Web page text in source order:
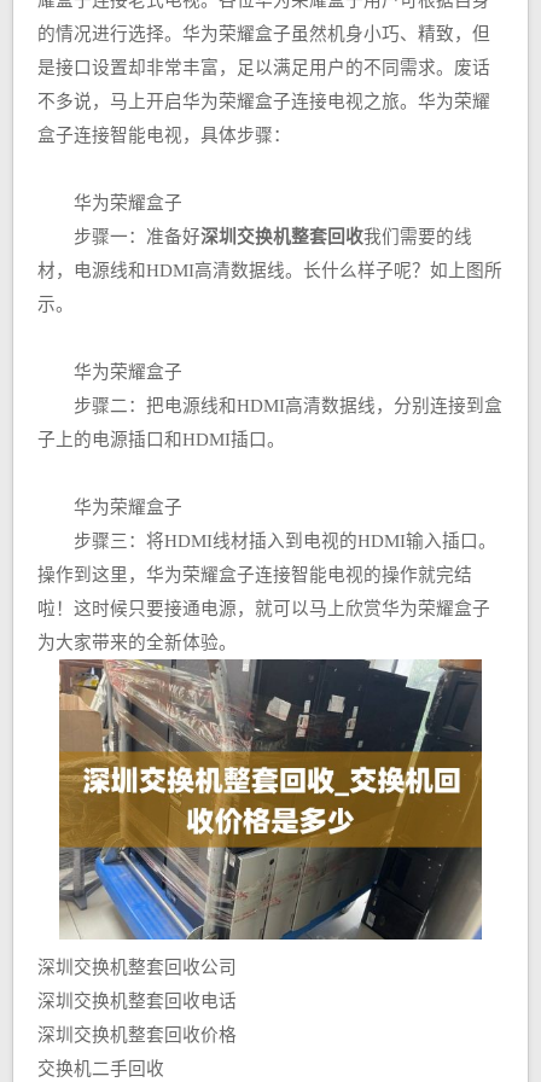
的情况进行选择。华为荣耀盒子虽然机身小巧、精致，但
是接口设置却非常丰富，足以满足用户的不同需求。废话
不多说，马上开启华为荣耀盒子连接电视之旅。华为荣耀
盒子连接智能电视，具体步骤：
华为荣耀盒子
步骤一：准备好深圳交换机整套回收我们需要的线
材，电源线和HDMI高清数据线。长什么样子呢？如上图所
示。
华为荣耀盒子
步骤二：把电源线和HDMI高清数据线，分别连接到盒
子上的电源插口和HDMI插口。
华为荣耀盒子
步骤三：将HDMI线材插入到电视的HDMI输入插口。
操作到这里，华为荣耀盒子连接智能电视的操作就完结
啦！这时候只要接通电源，就可以马上欣赏华为荣耀盒子
为大家带来的全新体验。
深圳交换机整套回收公司
深圳交换机整套回收电话
深圳交换机整套回收价格
交换机二手回收